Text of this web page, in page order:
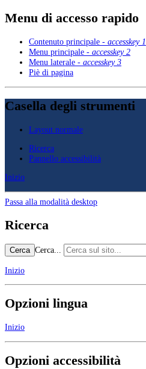
Menu di accesso rapido
Contenuto principale - accesskey 1
Menu principale - accesskey 2
Menu laterale - accesskey 3
Piè di pagina
Casella degli strumenti
Layout normale
Ricerca
Pannello accessibilità
Inizio
Passa alla modalità desktop
Ricerca
Cerca Cerca...
Inizio
Opzioni lingua
Inizio
Opzioni accessibilità